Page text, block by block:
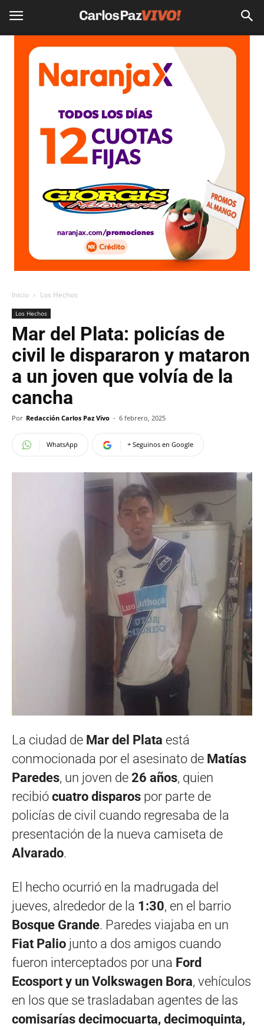
Inicio Los Hechos
Los Hechos
Mar del Plata: policías de
civil le dispararon y mataron
a un joven que volvía de la
cancha
Por Redacción Carlos Paz Vivo - 6 febrero, 2025
WhatsApp + Seguinos en Google
La ciudad de Mar del Plata está
conmocionada por el asesinato de Matías
Paredes, un joven de 26 años, quien
recibió cuatro disparos por parte de
policías de civil cuando regresaba de la
presentación de la nueva camiseta de
Alvarado.
El hecho ocurrió en la madrugada del
jueves, alrededor de la 1:30, en el barrio
Bosque Grande. Paredes viajaba en un
Fiat Palio junto a dos amigos cuando
fueron interceptados por una Ford
Ecosport y un Volkswagen Bora, vehículos
en los que se trasladaban agentes de las
comisarías decimocuarta, decimoquinta,